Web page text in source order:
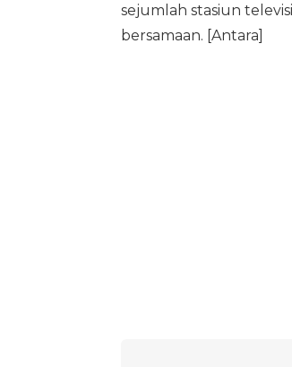
sejumlah stasiun
bersamaan. [Antara]